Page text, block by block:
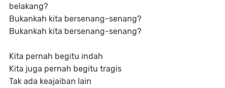
belakang?
Bukankah kita bersenang-senang?
Bukankah kita bersenang-senang?
Kita pernah begitu indah
Kita juga pernah begitu tragis
Tak ada keajaiban lain